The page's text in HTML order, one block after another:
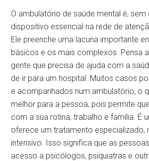
O ambulatório de saúde mental é, sem
dispositivo essencial na rede de
Ele preenche uma lacuna importante
básicos e os mais complexos. Pensa
gente que precisa de ajuda com a
de ir para um hospital. Muitos casos
e acompanhados num ambulatório, o
melhor para a pessoa, pois permite
com a sua rotina, trabalho e família. É
oferece um tratamento especializado,
intensivo. Isso significa que as
acesso a psicólogos, psiquiatras e